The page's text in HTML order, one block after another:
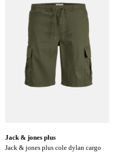
jack & jones plus
jack & jones plus cole dylan cargo